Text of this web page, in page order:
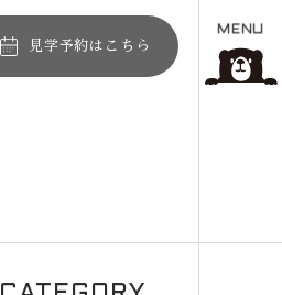
見学予約はこちら
MENU